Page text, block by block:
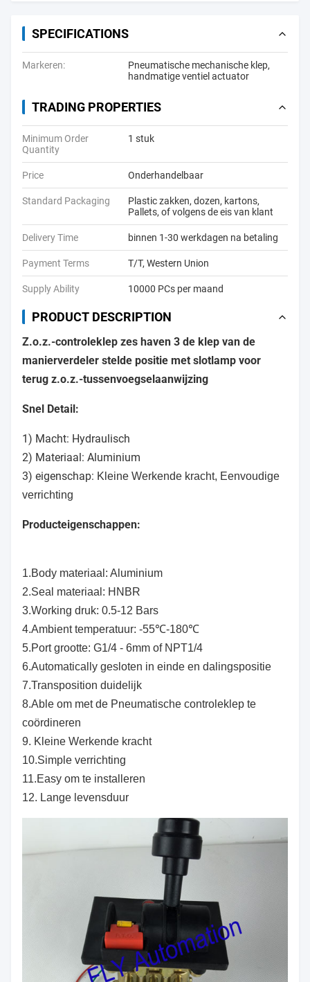
SPECIFICATIONS
Markeren: Pneumatische mechanische klep,
handmatige ventiel actuator
TRADING PROPERTIES
Minimum Order
Quantity
1 stuk
Price Onderhandelbaar
Standard Packaging
Plastic zakken, dozen, kartons,
Pallets, of volgens de eis van klant
Delivery Time binnen 1-30 werkdagen na betaling
Payment Terms T/T, Western Union
Supply Ability 10000 PCs per maand
PRODUCT DESCRIPTION
Z.o.z.-controleklep zes haven 3 de klep van de
manierverdeler stelde positie met slotlamp voor
terug z.o.z.-tussenvoegselaanwijzing
Snel Detail:
1) Macht: Hydraulisch
2) Materiaal: Aluminium
3) eigenschap: Kleine Werkende kracht, Eenvoudige
verrichting
Producteigenschappen:
1.Body materiaal: Aluminium
2.Seal materiaal: HNBR
3.Working druk: 0.5-12 Bars
4.Ambient temperatuur: -55℃-180℃
5.Port grootte: G1/4 - 6mm of NPT1/4
6.Automatically gesloten in einde en dalingspositie
7.Transposition duidelijk
8.Able om met de Pneumatische controleklep te
coördineren
9. Kleine Werkende kracht
10.Simple verrichting
11.Easy om te installeren
12. Lange levensduur